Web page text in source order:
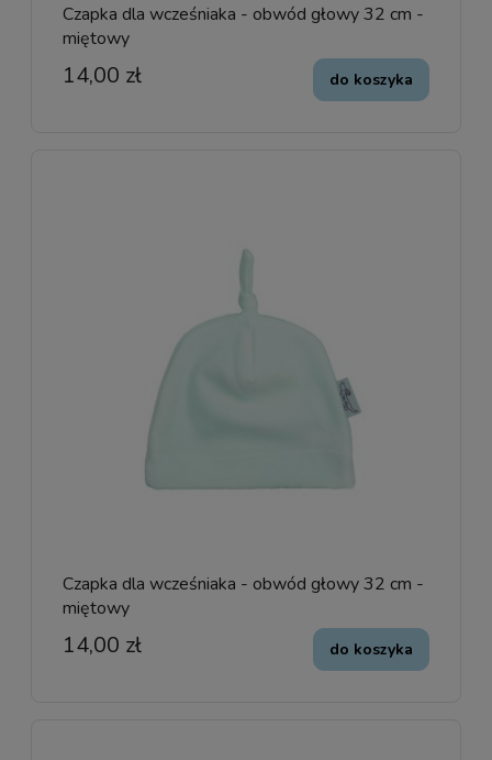
Czapka dla wcześniaka - obwód głowy 32 cm -
miętowy
14,00 zł do koszyka
Czapka dla wcześniaka - obwód głowy 32 cm -
miętowy
14,00 zł do koszyka